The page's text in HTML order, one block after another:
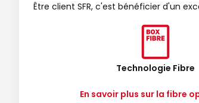
Être client SFR, c'est bénéficier d'un
Technologie Fibre
En savoir plus sur la fibre